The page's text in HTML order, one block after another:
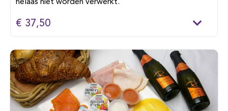
helaas niet worden verwerkt.
€ 37,50